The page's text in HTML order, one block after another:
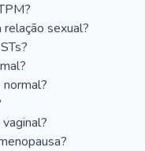
sexual?